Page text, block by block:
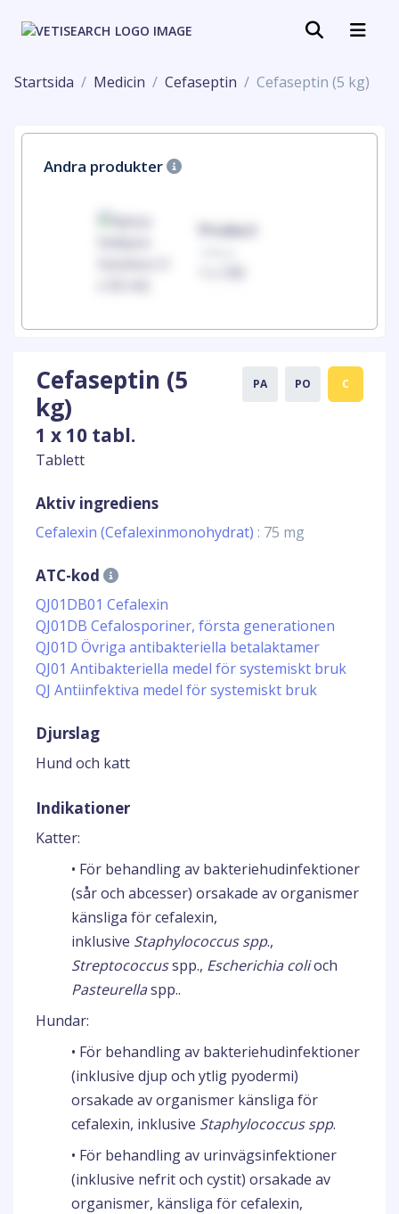
Startsida Medicin Cefaseptin Cefaseptin (5 kg)
Andra produkter
Product
Cefaseptin (5
kg)
1 x 10 tabl.
Tablett
PA PO C
Aktiv ingrediens
Cefalexin (Cefalexinmonohydrat) : 75 mg
ATC-kod
QJ01DB01 Cefalexin
QJ01DB Cefalosporiner, första generationen
QJ01D Övriga antibakteriella betalaktamer
QJ01 Antibakteriella medel för systemiskt bruk
QJ Antiinfektiva medel för systemiskt bruk
Djurslag
Hund och katt
Indikationer
Katter:
• För behandling av bakteriehudinfektioner
(sår och abcesser) orsakade av organismer
känsliga för cefalexin,
inklusive Staphylococcus spp.,
Streptococcusspp., Escherichia colioch
Pasteurellaspp..
Hundar:
• För behandling av bakteriehudinfektioner
(inklusive djup och ytlig pyodermi)
orsakade av organismer känsliga för
cefalexin, inklusive Staphylococcus spp.
• För behandling av urinvägsinfektioner
(inklusive nefrit och cystit) orsakade av
organismer, känsliga för cefalexin,